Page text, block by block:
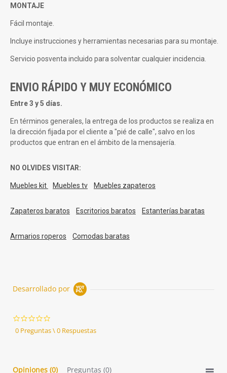
MONTAJE
Fácil montaje.
Incluye instrucciones y herramientas necesarias para su montaje.
Servicio posventa incluido para solventar cualquier incidencia.
ENVIO RÁPIDO Y MUY ECONÓMICO
Entre 3 y 5 días.
En términos generales, la entrega de los productos se realiza en
la dirección fijada por el cliente a "pié de calle", salvo en los
productos que entran en el ámbito de la mensajería.
NO OLVIDES VISITAR:
Muebles kit Muebles tv Muebles zapateros
Zapateros baratos Escritorios baratos Estanterías baratas
Armarios roperos Comodas baratas
Desarrollado por
star
rating
0 Preguntas \ 0 Respuestas
Opiniones (0) Preguntas (0)